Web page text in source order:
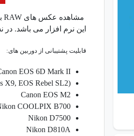
این نرم افزار می باشد.
قابلیت پشتیبانی از دوربین های:
EOS 6D Mark II
X9, EOS Rebel SL2)
Canon EOS M2
COOLPIX B700
Nikon D7500
Nikon D810A